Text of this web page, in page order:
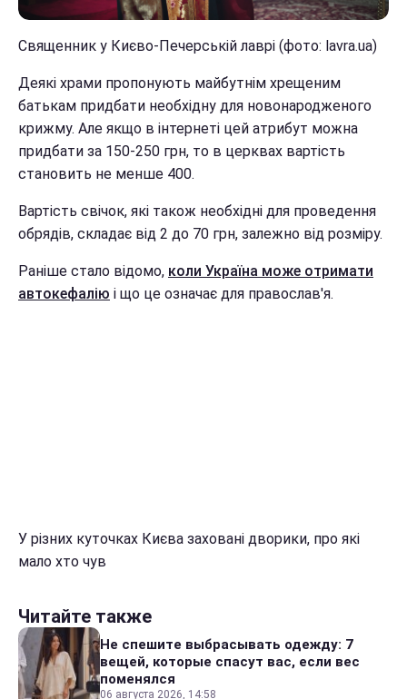
Священник у Києво-Печерській лаврі (фото: lavra.ua)
Деякі храми пропонують майбутнім хрещеним
батькам придбати необхідну для новонародженого
крижму. Але якщо в інтернеті цей атрибут можна
придбати за 150-250 грн, то в церквах вартість
становить не менше 400.
Вартість свічок, які також необхідні для проведення
обрядів, складає від 2 до 70 грн, залежно від розміру.
Раніше стало відомо, коли Україна може отримати
автокефалію і що це означає для православ'я.
У різних куточках Києва заховані дворики, про які
мало хто чув
Читайте также
Не спешите выбрасывать одежду: 7
вещей, которые спасут вас, если вес
поменялся
06 августа 2026, 14:58